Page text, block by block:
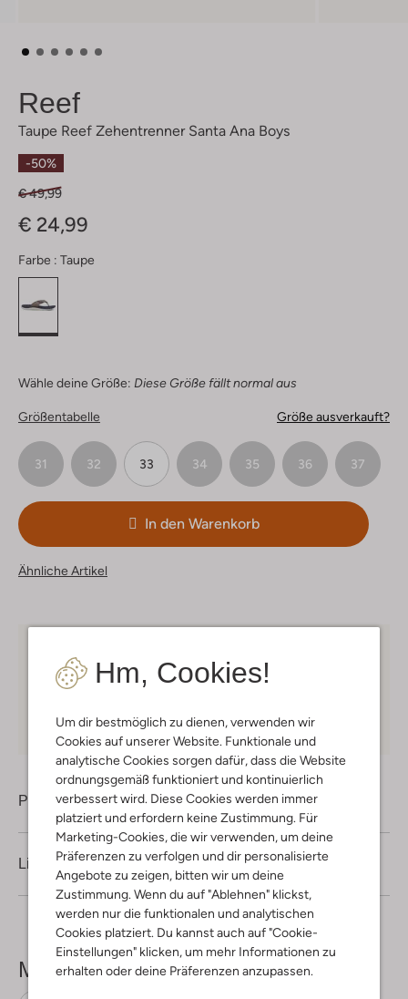
Hm, Cookies!
Um dir bestmöglich zu dienen, verwenden wir
Cookies auf unserer Website. Funktionale und
analytische Cookies sorgen dafür, dass die Website
ordnungsgemäß funktioniert und kontinuierlich
verbessert wird. Diese Cookies werden immer
platziert und erfordern keine Zustimmung. Für
Marketing-Cookies, die wir verwenden, um deine
Präferenzen zu verfolgen und dir personalisierte
Angebote zu zeigen, bitten wir um deine
Zustimmung. Wenn du auf "Ablehnen" klickst,
werden nur die funktionalen und analytischen
Cookies platziert. Du kannst auch auf "Cookie-
Einstellungen" klicken, um mehr Informationen zu
erhalten oder deine Präferenzen anzupassen.
Reef
Taupe Reef Zehentrenner Santa Ana Boys
-50%
€ 49,99
€ 24,99
Farbe : Taupe
Wähle deine Größe: Diese Größe fällt normal aus
Größentabelle Größe ausverkauft?
31 32 33 34 35 36 37
In den Warenkorb
Ähnliche Artikel
Kostenloser Versand
Mitglieder in Deutschland
Produktinformation
Lieferung & Rückgabe
Mehr sehen